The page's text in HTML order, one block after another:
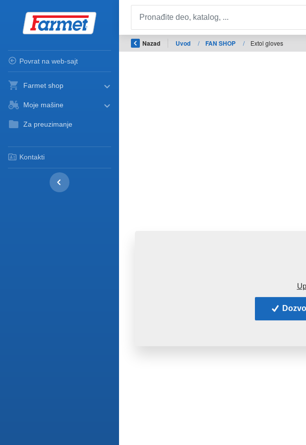
Povrat na web-sajt
Farmet shop
Moje mašine
Za preuzimanje
Kontakti
Nazad Uvod / FAN SHOP / Extol gloves